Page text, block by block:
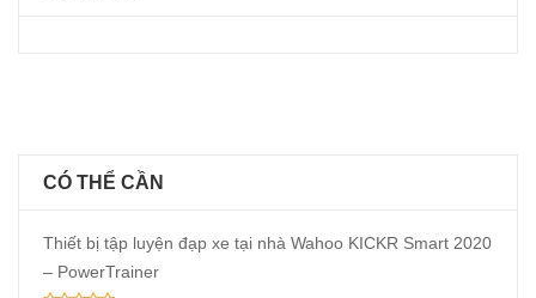
CÓ THỂ CẦN
Thiết bị tập luyện đạp xe tại nhà Wahoo KICKR Smart 2020
– PowerTrainer